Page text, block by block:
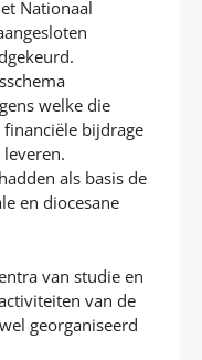
Nationaal
welke die
bijdrage
als basis de
en diocesane
van studie en
van de
georganiseerd